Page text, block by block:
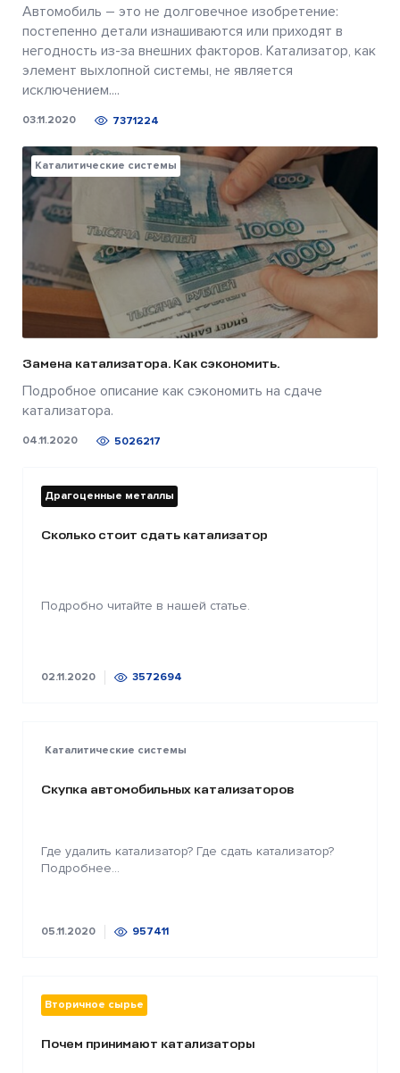
Автомобиль – это не долговечное изобретение:
постепенно детали изнашиваются или приходят в
негодность из-за внешних факторов. Катализатор, как
элемент выхлопной системы, не является
исключением....
03.11.2020 7371224
Каталитические системы
Замена катализатора. Как сэкономить.
Подробное описание как сэкономить на сдаче
катализатора.
04.11.2020 5026217
Драгоценные металлы
Сколько стоит сдать катализатор
Подробно читайте в нашей статье.
02.11.2020 3572694
Каталитические системы
Скупка автомобильных катализаторов
Где удалить катализатор? Где сдать катализатор?
Подробнее...
05.11.2020 957411
Вторичное сырье
Почем принимают катализаторы